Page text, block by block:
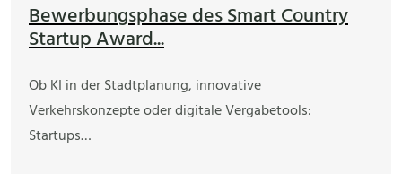
Bewerbungsphase des Smart Country
Startup Award...
Ob KI in der Stadtplanung, innovative
Verkehrskonzepte oder digitale Vergabetools:
Startups…